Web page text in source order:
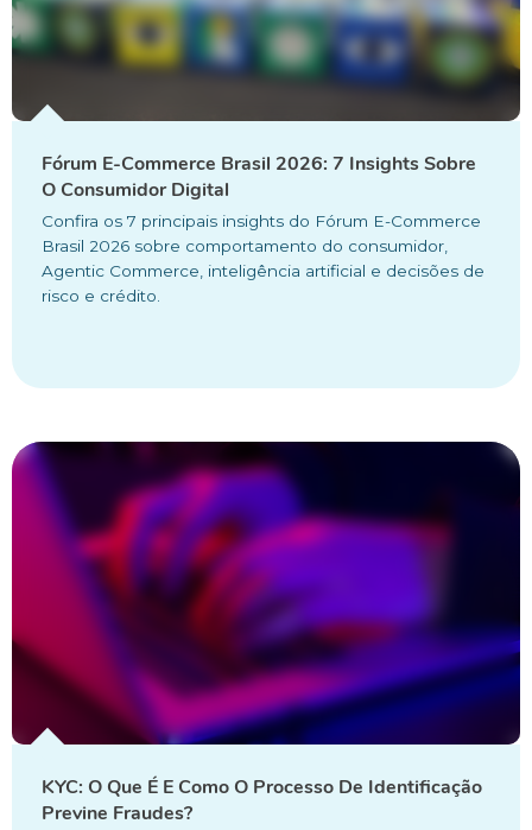
Fórum E-Commerce Brasil 2026: 7 Insights Sobre
O Consumidor Digital
Confira os 7 principais insights do Fórum E-Commerce
Brasil 2026 sobre comportamento do consumidor,
Agentic Commerce, inteligência artificial e decisões de
risco e crédito.
KYC: O Que É E Como O Processo De Identificação
Previne Fraudes?